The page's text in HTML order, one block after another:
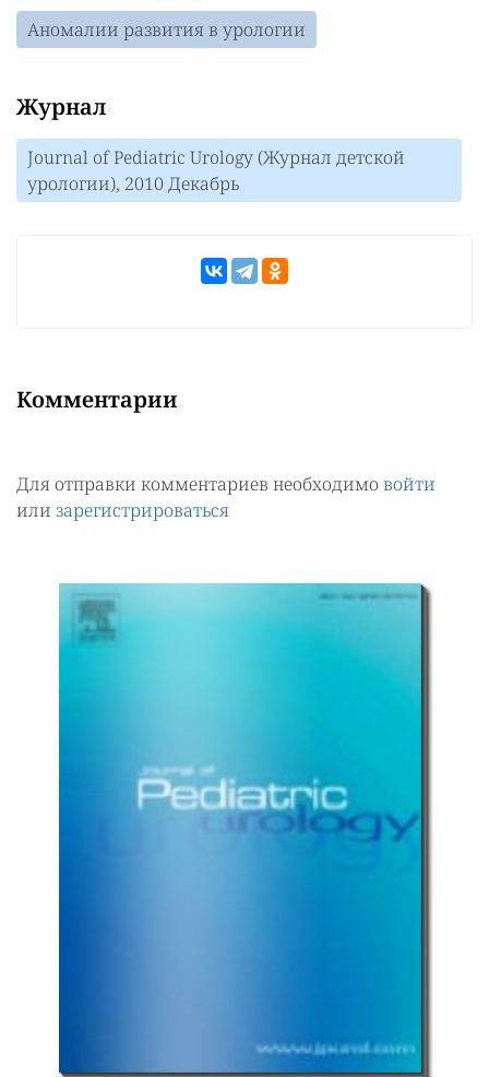
Аномалии развития в урологии
Журнал
Journal of Pediatric Urology (Журнал детской
урологии), 2010 Декабрь
Комментарии
Для отправки комментариев необходимо войти
или зарегистрироваться